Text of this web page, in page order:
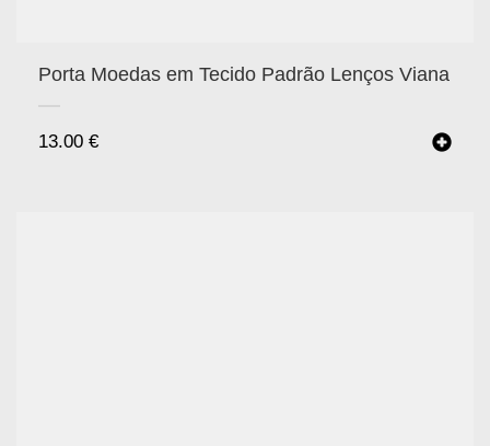
Porta Moedas em Tecido Padrão Lenços Viana
13.00 €